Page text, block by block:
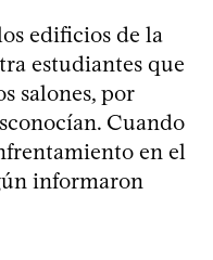
edificios de la
estudiantes que
salones, por
Cuando
en el
informaron